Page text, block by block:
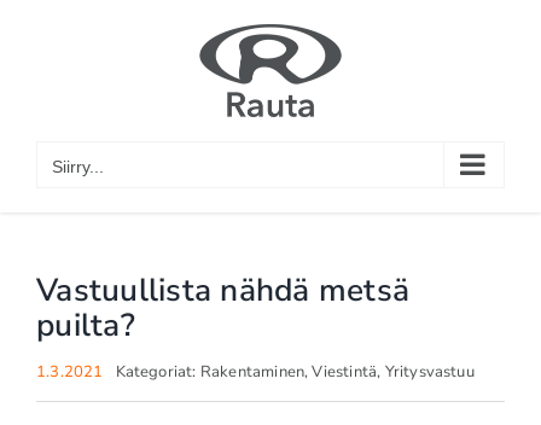
Siirry...
Vastuullista nähdä metsä
puilta?
1.3.2021 Kategoriat: Rakentaminen,Viestintä, Yritysvastuu